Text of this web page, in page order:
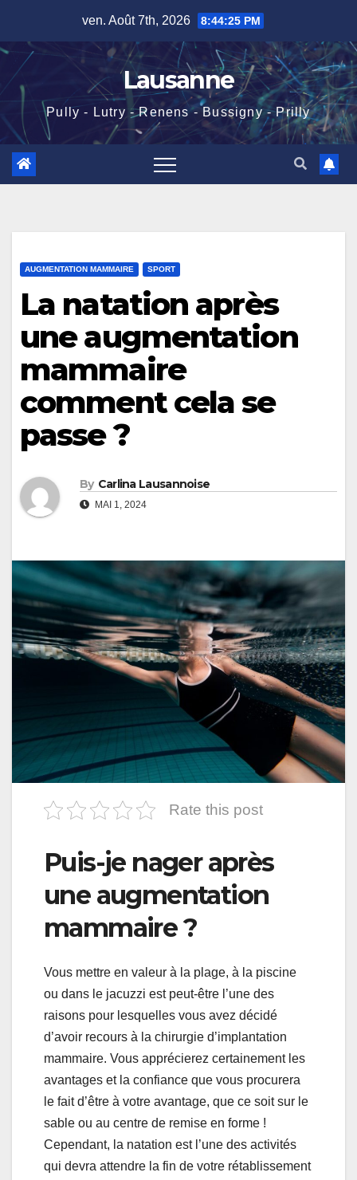
content
ven. Août 7th, 2026 8:44:26 PM
Lausanne
Pully - Lutry - Renens - Bussigny - Prilly
AUGMENTATION MAMMAIRE SPORT
La natation après
une augmentation
mammaire
comment cela se
passe ?
By Carlina Lausannoise
MAI 1, 2024
Rate this post
Puis-je nager après
une augmentation
mammaire ?
Vous mettre en valeur à la plage, à la piscine
ou dans le jacuzzi est peut-être l’une des
raisons pour lesquelles vous avez décidé
d’avoir recours à la chirurgie d’implantation
mammaire. Vous apprécierez certainement les
avantages et la confiance que vous procurera
le fait d’être à votre avantage, que ce soit sur le
sable ou au centre de remise en forme !
Cependant, la natation est l’une des activités
qui devra attendre la fin de votre rétablissement